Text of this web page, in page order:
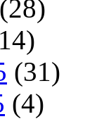
(28)
(31)
(4)